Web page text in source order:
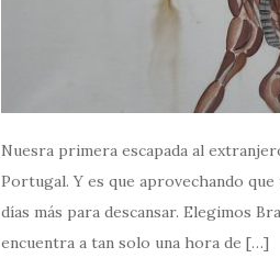
Nuesra primera escapada al
Portugal. Y es que aprovechando
días más para descansar. Elegimos
encuentra a tan solo una hora de […]